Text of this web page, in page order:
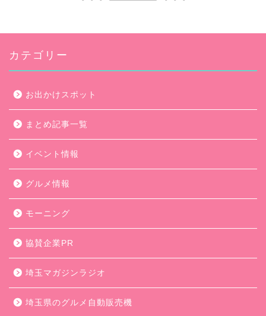
カテゴリー
お出かけスポット
まとめ記事一覧
イベント情報
グルメ情報
モーニング
協賛企業PR
埼玉マガジンラジオ
埼玉県のグルメ自動販売機